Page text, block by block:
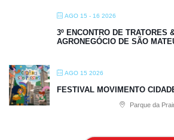
AGO 15 - 16 2026
3º ENCONTRO DE TRATORES
AGRONEGÓCIO DE SÃO
AGO 15 2026
FESTIVAL MOVIMENTO
Parque da